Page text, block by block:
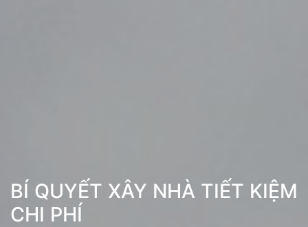
BÍ QUYẾT XÂY NHÀ TIẾT KIỆM
CHI PHÍ